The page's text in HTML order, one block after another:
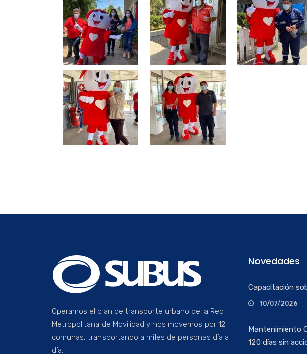
Operamos el plan de transporte urbano de la Red
Metropolitana de Movilidad y nos movemos por 12
comunas, transportando a miles de personas día a
día.
Novedades
Capacitación
10/07/2026
Mantenimiento
120 días sin